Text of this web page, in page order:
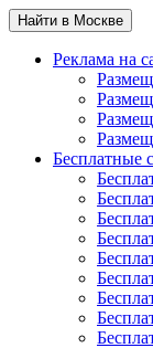
Найти в Москве
Реклама на
Бесплатные